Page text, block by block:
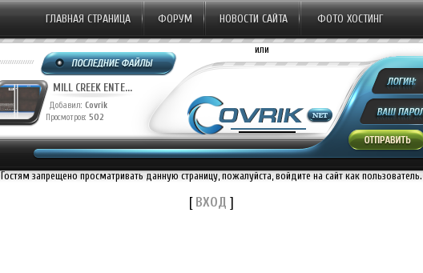
ГЛАВНАЯ СТРАНИЦА ФОРУМ НОВОСТИ САЙТА ФОТО ХОСТИНГ
MILL CREEK ENTE...
Добавил: Covrik
Просмотров: 502
или
Гостям запрещено просматривать данную страницу, пожалуйста, войдите на сайт как пользователь.
[ВХОД ]